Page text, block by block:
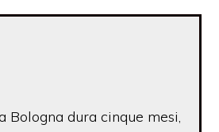
Bologna dura cinque mesi,